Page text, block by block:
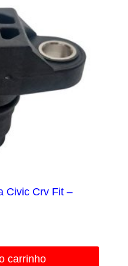
Civic Crv Fit –
carrinho